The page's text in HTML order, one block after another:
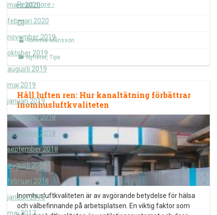
mars 2020
februari 2020
november 2019
oktober 2019
augusti 2019
maj 2019
januari 2019
december 2018
november 2018
september 2018
augusti 2018
februari 2018
januari 2018
maj 2017
Read more ›
Tommie Månsson
Nyheter, Tips
Håll luften ren: Hur kanaltätning förbättrar
inomhusluftkvaliteten
Inomhusluftkvaliteten är av avgörande betydelse för hälsa
och välbefinnande på arbetsplatsen. En viktig faktor som